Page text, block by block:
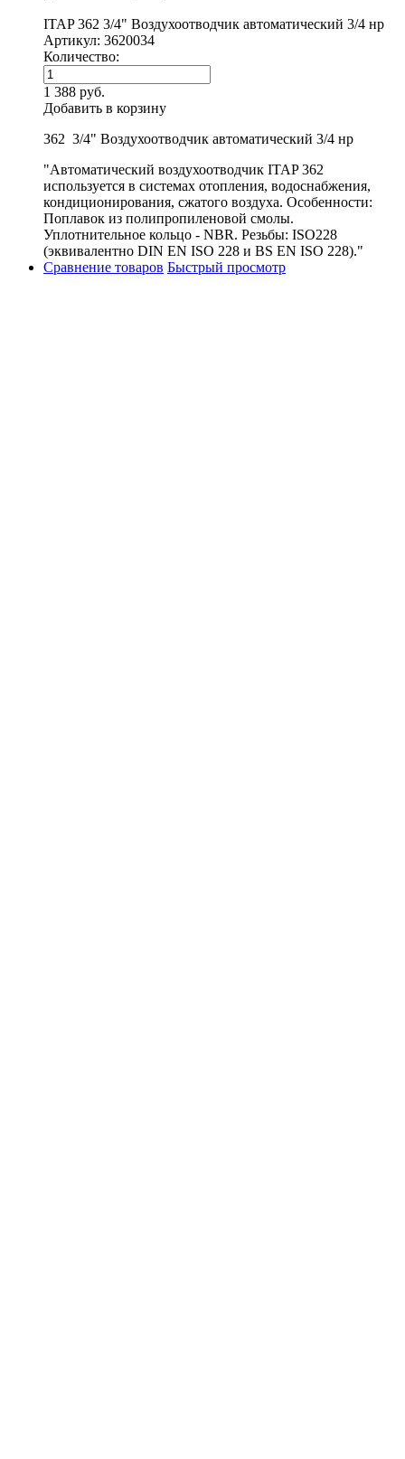
ITAP 362 3/4" Воздухоотводчик автоматический 3/4 нр
Артикул: 3620034
Количество:
1 388 руб.
Добавить в корзину
362 3/4" Воздухоотводчик автоматический 3/4 нр
"Автоматический воздухоотводчик ITAP 362
используется в системах отопления, водоснабжения,
кондиционирования, сжатого воздуха. Особенности:
Поплавок из полипропиленовой смолы.
Уплотнительное кольцо - NBR. Резьбы: ISO228
(эквивалентно DIN EN ISO 228 и BS EN ISO 228)."
Сравнение товаров Быстрый просмотр